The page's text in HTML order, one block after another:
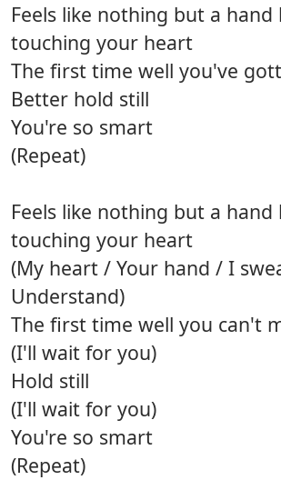
Feels like nothing but a hand
touching your heart
The first time well you've
Better hold still
You're so smart
(Repeat)
Feels like nothing but a hand
touching your heart
(My heart / Your hand / I
Understand)
The first time well you can't
(I'll wait for you)
Hold still
(I'll wait for you)
You're so smart
(Repeat)